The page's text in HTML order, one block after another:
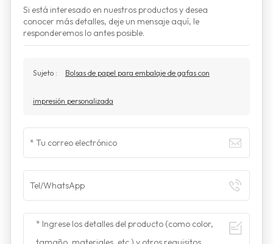
Si está interesado en nuestros productos y desea
conocer más detalles, deje un mensaje aquí, le
responderemos lo antes posible.
Sujeto : Bolsas de papel para embalaje de gafas con
impresión personalizada